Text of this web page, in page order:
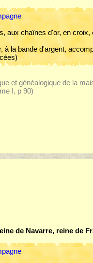
aux chaînes d'or, en
à la bande d'argent,
et généalogique de la
I, p 90)
de Navarre, reine de